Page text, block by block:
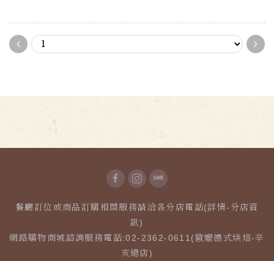
餐廳訂位或商品訂購相關服務請洽各分店電話(詳情-分店資
訊)
網路購物商城諮詢服務電話:02-2362-0611(歐嬤德式烘焙-辛
亥總店)